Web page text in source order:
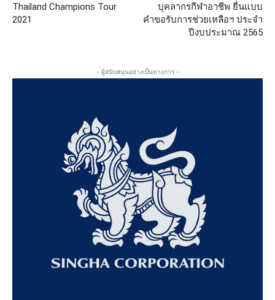
Thailand Champions Tour
2021
บุคลากรกีฬาอาชีพ ยื่นแบบ
คำขอรับการช่วยเหลือฯ ประจำ
ปีงบประมาณ 2565
- ผู้สนับสนุนอย่างเป็นทางการ -